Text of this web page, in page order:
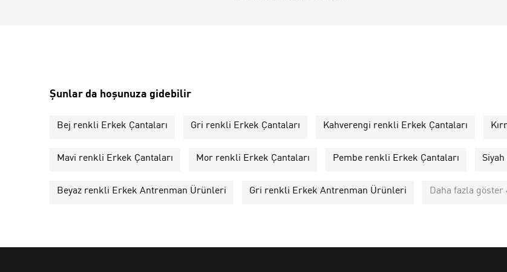
Şunlar da hoşunuza gidebilir
Bej renkli Erkek Çantaları Gri renkli Erkek Çantaları Kahverengi renkli Erkek Çantaları
Mavi renkli Erkek Çantaları Mor renkli Erkek Çantaları Pembe renkli Erkek Çantaları
Beyaz renkli Erkek Antrenman Ürünleri Gri renkli Erkek Antrenman Ürünleri Daha fazla göster